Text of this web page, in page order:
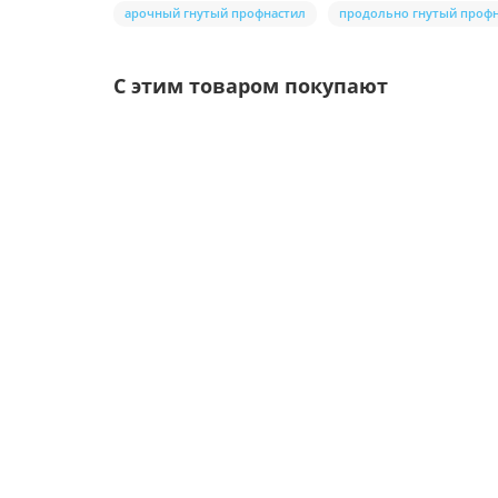
арочный гнутый профнастил продольно гнутый
С этим товаром покупают